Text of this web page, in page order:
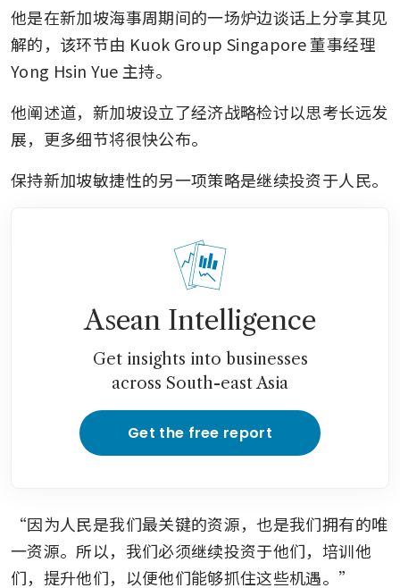
他是在新加坡海事周期间的一场炉边谈话上分享其见
解的，该环节由 Kuok Group Singapore 董事经理
Yong Hsin Yue 主持。
他阐述道，新加坡设立了经济战略检讨以思考长远发
展，更多细节将很快公布。
保持新加坡敏捷性的另一项策略是继续投资于人民。
Asean Intelligence
Get insights into businesses
across South-east Asia
Get the free report
“因为人民是我们最关键的资源，也是我们拥有的唯
一资源。所以，我们必须继续投资于他们，培训他
们，提升他们，以便他们能够抓住这些机遇。”